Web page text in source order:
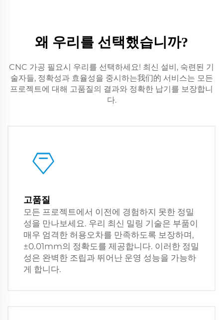
왜 우리를 선택했습니까?
CNC 가공 필요시 우리를 선택하세요! 최신 설비, 숙련된 기
술자들, 정확성과 효율성을 중시하는我们的 서비스는 모든
프로젝트에 대해 고품질의 결과와 정확한 납기를 보장합니
다.
고품질
모든 프로젝트에서 이전에 경험하지 못한 정밀
성을 만나보세요. 우리 최신 밀링 기술은 부품이
매우 엄격한 허용오차를 만족하도록 보장하며,
±0.01mm의 정확도를 제공합니다. 이러한 정밀
성은 완벽한 조립과 뛰어난 운영 성능을 가능하
게 합니다.